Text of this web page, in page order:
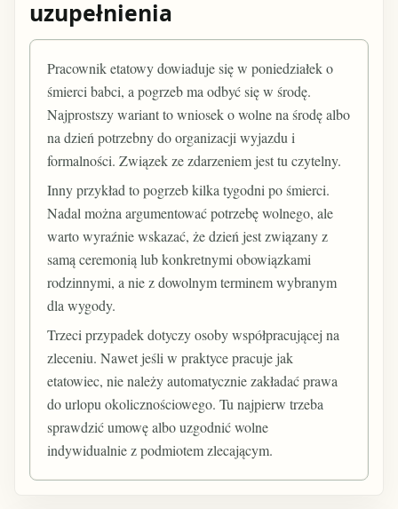
uzupełnienia
Pracownik etatowy dowiaduje się w poniedziałek o
śmierci babci, a pogrzeb ma odbyć się w środę.
Najprostszy wariant to wniosek o wolne na środę albo
na dzień potrzebny do organizacji wyjazdu i
formalności. Związek ze zdarzeniem jest tu czytelny.
Inny przykład to pogrzeb kilka tygodni po śmierci.
Nadal można argumentować potrzebę wolnego, ale
warto wyraźnie wskazać, że dzień jest związany z
samą ceremonią lub konkretnymi obowiązkami
rodzinnymi, a nie z dowolnym terminem wybranym
dla wygody.
Trzeci przypadek dotyczy osoby współpracującej na
zleceniu. Nawet jeśli w praktyce pracuje jak
etatowiec, nie należy automatycznie zakładać prawa
do urlopu okolicznościowego. Tu najpierw trzeba
sprawdzić umowę albo uzgodnić wolne
indywidualnie z podmiotem zlecającym.